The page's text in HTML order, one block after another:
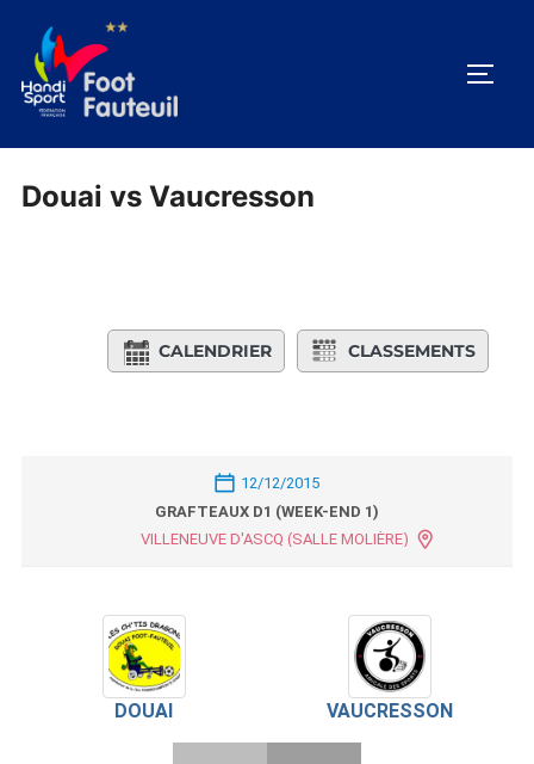
contenu
Douai vs Vaucresson
CALENDRIER CLASSEMENTS
12/12/2015
GRAFTEAUX D1 (WEEK-END 1)
VILLENEUVE D'ASCQ (SALLE MOLIÈRE)
DOUAI VAUCRESSON